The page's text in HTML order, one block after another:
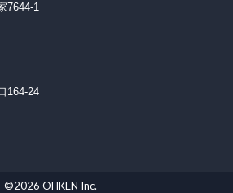
7644-1
164-24
©2026 OHKEN Inc.